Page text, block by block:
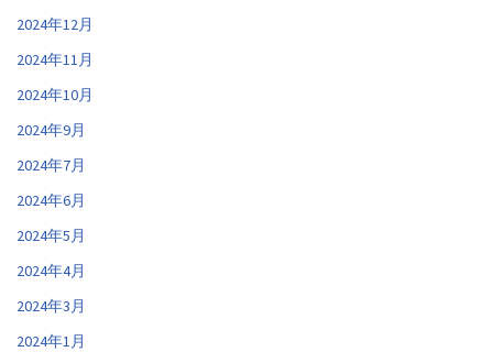
2024年12月
2024年11月
2024年10月
2024年9月
2024年7月
2024年6月
2024年5月
2024年4月
2024年3月
2024年1月